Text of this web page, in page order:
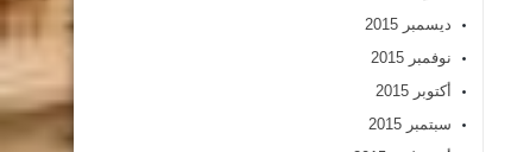
ديسمبر 2015
نوفمبر 2015
أكتوبر 2015
سبتمبر 2015